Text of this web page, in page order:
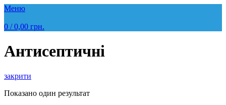
Меню
0 / 0,00 грн.
Антисептичні
закрити
Показано один результат